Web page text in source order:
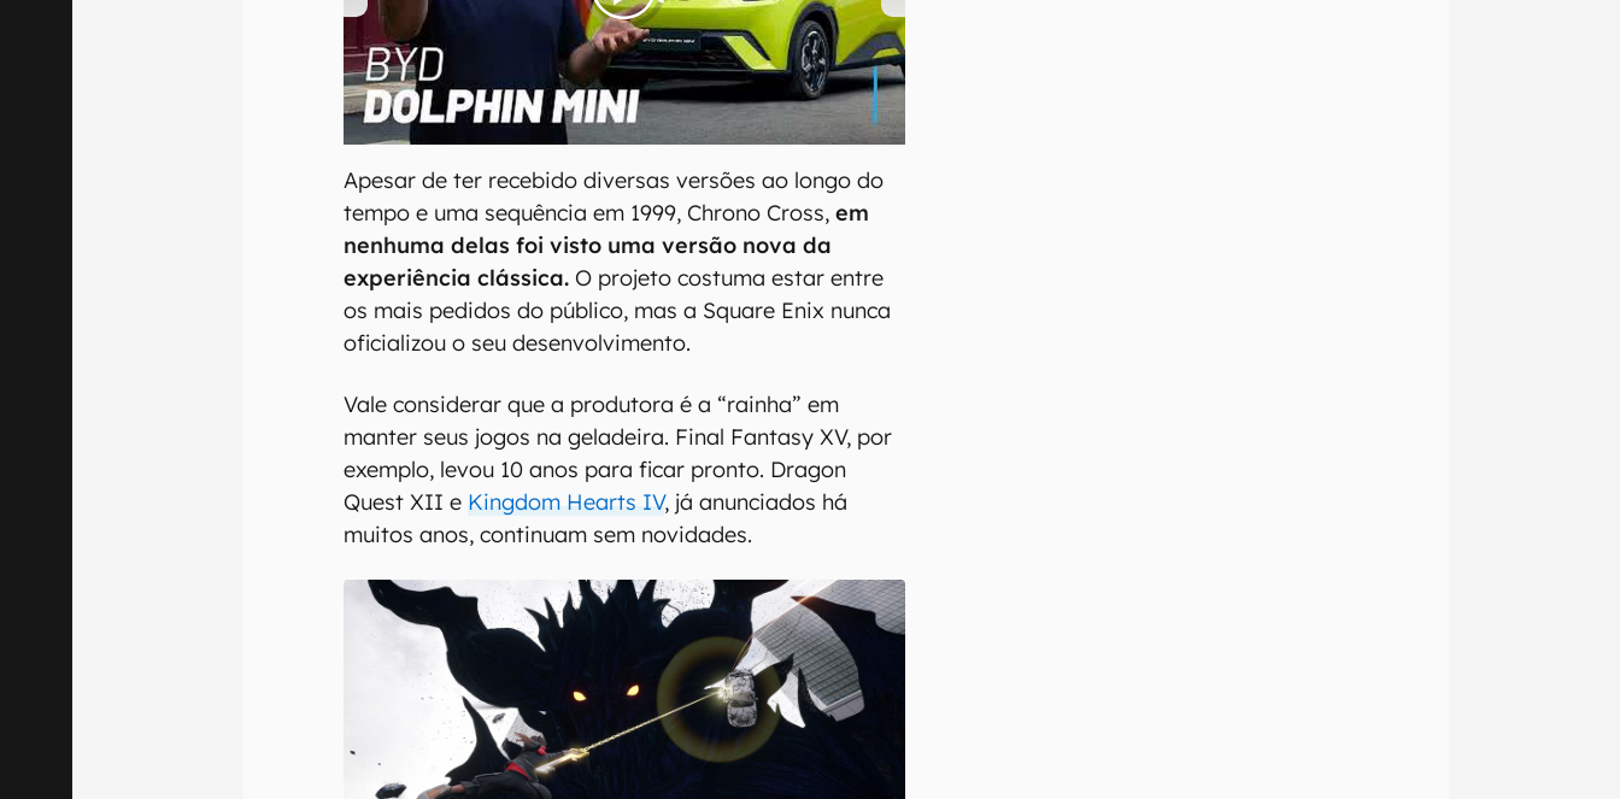
00:00/04:07
Apesar de ter recebido diversas versões ao longo do
tempo e uma sequência em 1999, Chrono Cross,em
nenhuma delas foi visto uma versão nova da
experiência clássica. O projeto costuma estar entre
os mais pedidos do público, mas a Square Enix nunca
oficializou o seu desenvolvimento.
Vale considerar que a produtora é a “rainha” em
manter seus jogos na geladeira. Final Fantasy XV, por
exemplo, levou 10 anos para ficar pronto. Dragon
Quest XII e Kingdom Hearts IV, já anunciados há
muitos anos, continuam sem novidades.